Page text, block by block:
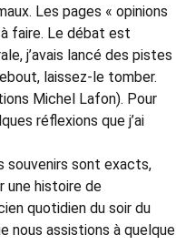
Les pages « opinions
faire. Le débat est
j’avais lancé des pistes
laissez-le tomber.
Michel Lafon). Pour
réflexions que j’ai
souvenirs sont exacts,
une histoire de
quotidien du soir du
nous assistions à quelque